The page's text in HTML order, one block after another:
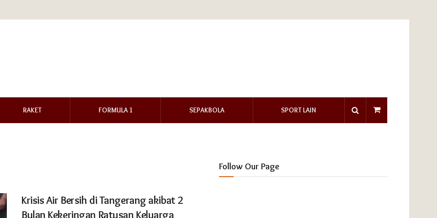
RAKET FORMULA 1 SEPAKBOLA SPORT LAIN
Krisis Air Bersih di Tangerang akibat 2
Bulan Kekeringan Ratusan Keluarga
Follow Our Page